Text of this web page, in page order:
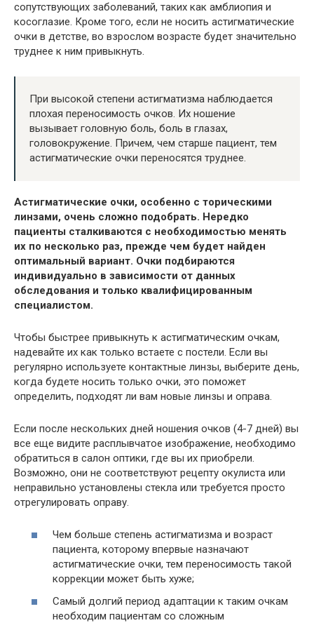
сопутствующих заболеваний, таких как амблиопия и
косоглазие. Кроме того, если не носить астигматические
очки в детстве, во взрослом возрасте будет значительно
труднее к ним привыкнуть.
При высокой степени астигматизма наблюдается
плохая переносимость очков. Их ношение
вызывает головную боль, боль в глазах,
головокружение. Причем, чем старше пациент, тем
астигматические очки переносятся труднее.
Астигматические очки, особенно с торическими
линзами, очень сложно подобрать. Нередко
пациенты сталкиваются с необходимостью менять
их по несколько раз, прежде чем будет найден
оптимальный вариант. Очки подбираются
индивидуально в зависимости от данных
обследования и только квалифицированным
специалистом.
Чтобы быстрее привыкнуть к астигматическим очкам,
надевайте их как только встаете с постели. Если вы
регулярно используете контактные линзы, выберите день,
когда будете носить только очки, это поможет
определить, подходят ли вам новые линзы и оправа.
Если после нескольких дней ношения очков (4-7 дней) вы
все еще видите расплывчатое изображение, необходимо
обратиться в салон оптики, где вы их приобрели.
Возможно, они не соответствуют рецепту окулиста или
неправильно установлены стекла или требуется просто
отрегулировать оправу.
Чем больше степень астигматизма и возраст
пациента, которому впервые назначают
астигматические очки, тем переносимость такой
коррекции может быть хуже;
Самый долгий период адаптации к таким очкам
необходим пациентам со сложным